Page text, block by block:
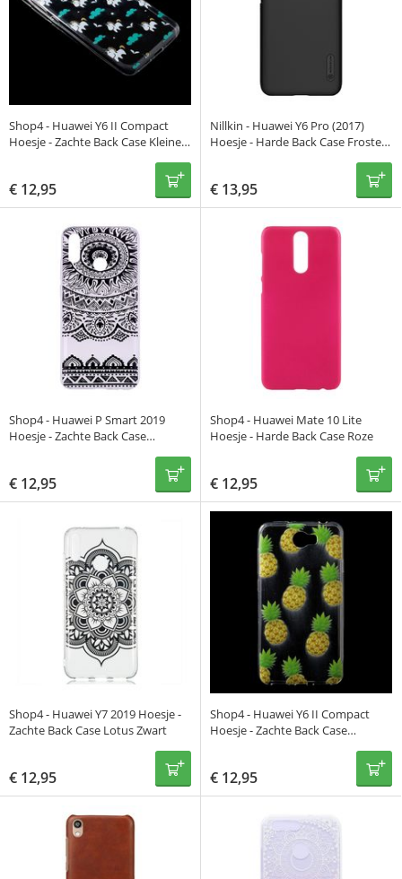
Shop4 - Huawei Y6 II Compact
Hoesje - Zachte Back Case Kleine
€ 12,95
Nillkin - Huawei Y6 Pro (2017)
Hoesje - Harde Back Case Frosted
€ 13,95
Shop4 - Huawei P Smart 2019
Hoesje - Zachte Back Case
€ 12,95
Shop4 - Huawei Mate 10 Lite
Hoesje - Harde Back Case Roze
€ 12,95
Shop4 - Huawei Y7 2019 Hoesje -
Zachte Back Case Lotus Zwart
€ 12,95
Shop4 - Huawei Y6 II Compact
Hoesje - Zachte Back Case
€ 12,95